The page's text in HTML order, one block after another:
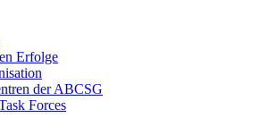
Erfolge
der ABCSG
Forces